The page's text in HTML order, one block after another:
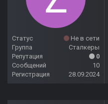
Статус
Не в сети
Группа
Сталкеры
Репутация
0
Сообщений
10
Регистрация
28.09.2024